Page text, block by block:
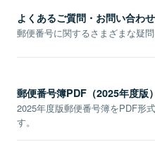
よくあるご質問・お問い合わせ
郵便番号に関するさまざまな疑問
郵便番号簿PDF（2025年度版）
2025年度版郵便番号簿をPDF形
す。